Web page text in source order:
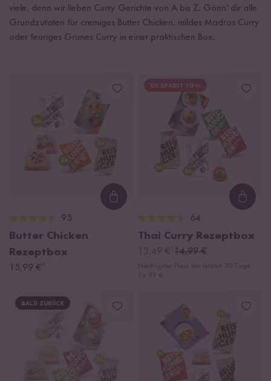
viele, denn wir lieben Curry Gerichte von A bis Z. Gönn' dir alle
Grundzutaten für cremiges Butter Chicken, mildes Madras Curry
oder feuriges Grünes Curry in einer praktischen Box.
Loading...
95
Butter Chicken
Rezeptbox
15,99 € ¹
DU SPARST 10 %
64
Thai Curry Rezeptbox
13,49 € ¹14,99 €
BALD ZURÜCK